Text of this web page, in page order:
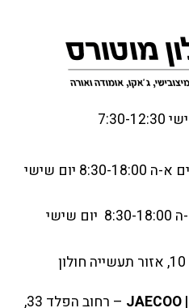
ימים א-ה 8:30-18:00 יום שישי
: ימים א-ה 8:30-18:00 יום שישי
– רחוב הפלד 33,